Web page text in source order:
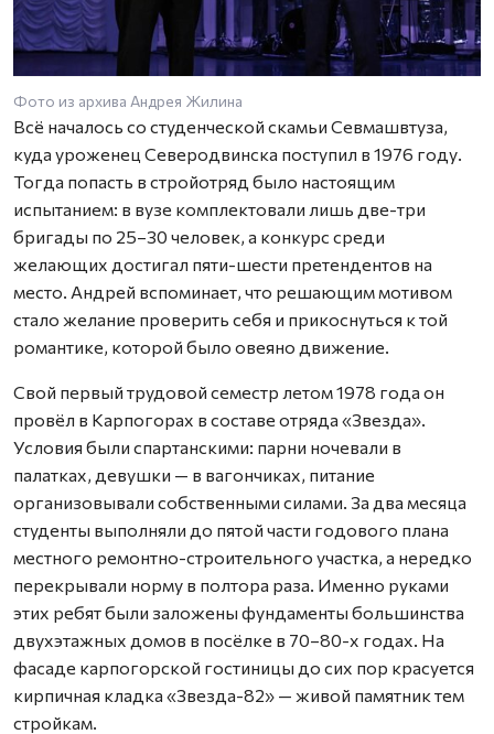
Фото из архива Андрея Жилина
Всё началось со студенческой скамьи Севмашвтуза,
куда уроженец Северодвинска поступил в 1976 году.
Тогда попасть в стройотряд было настоящим
испытанием: в вузе комплектовали лишь две-три
бригады по 25–30 человек, а конкурс среди
желающих достигал пяти-шести претендентов на
место. Андрей вспоминает, что решающим мотивом
стало желание проверить себя и прикоснуться к той
романтике, которой было овеяно движение.
Свой первый трудовой семестр летом 1978 года он
провёл в Карпогорах в составе отряда «Звезда».
Условия были спартанскими: парни ночевали в
палатках, девушки — в вагончиках, питание
организовывали собственными силами. За два месяца
студенты выполняли до пятой части годового плана
местного ремонтно-строительного участка, а нередко
перекрывали норму в полтора раза. Именно руками
этих ребят были заложены фундаменты большинства
двухэтажных домов в посёлке в 70–80-х годах. На
фасаде карпогорской гостиницы до сих пор красуется
кирпичная кладка «Звезда-82» — живой памятник тем
стройкам.